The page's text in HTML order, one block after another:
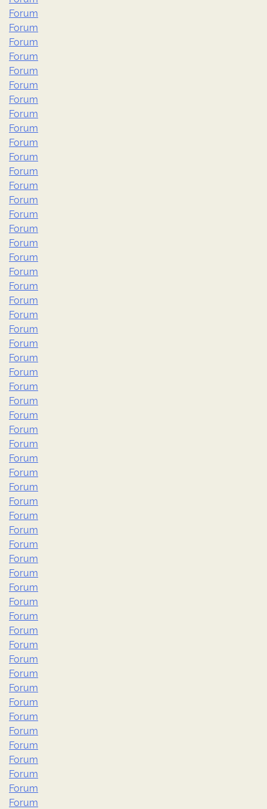
Forum
Forum
Forum
Forum
Forum
Forum
Forum
Forum
Forum
Forum
Forum
Forum
Forum
Forum
Forum
Forum
Forum
Forum
Forum
Forum
Forum
Forum
Forum
Forum
Forum
Forum
Forum
Forum
Forum
Forum
Forum
Forum
Forum
Forum
Forum
Forum
Forum
Forum
Forum
Forum
Forum
Forum
Forum
Forum
Forum
Forum
Forum
Forum
Forum
Forum
Forum
Forum
Forum
Forum
Forum
Forum